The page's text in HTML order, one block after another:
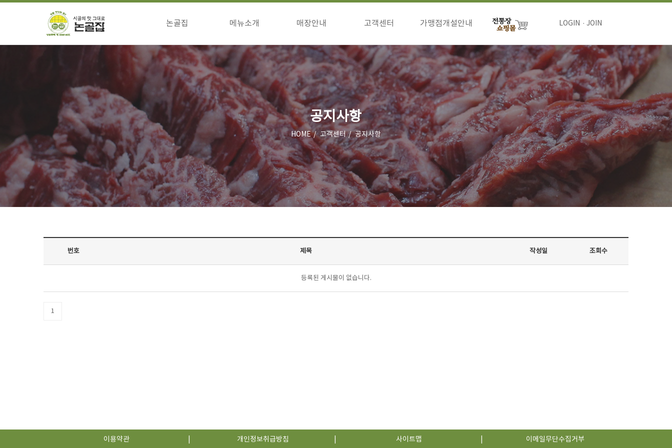
논골집
걸어온길
전통의맛 특징
향하는길
메뉴소개
구이류
식사류/기타
매장안내
매장안내
고객센터
공지사항
이벤트
고객의소리
점주님방
가맹점개설안내
창업절차
창업비용
상담하기
LOGIN JOIN
공지사항
HOME 고객센터 공지사항
번호 제목 작성일 조회수
등록된 게시물이 없습니다.
1
이용약관 개인정보취급방침 사이트맵 이메일무단수집거부